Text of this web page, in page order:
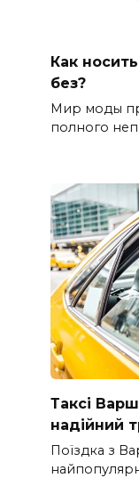
Как
без?
Мир моды
полного
Таксі
надійний
Поїздка з